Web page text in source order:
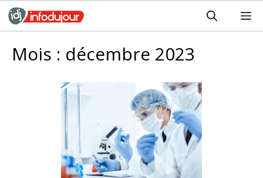
Aller
au
Mois : décembre 2023